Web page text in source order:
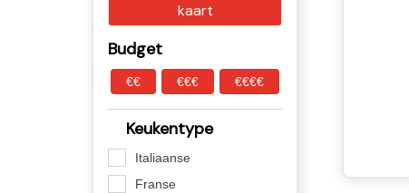
kaart
Budget
€€ €€€ €€€€
Keukentype
Italiaanse
Franse